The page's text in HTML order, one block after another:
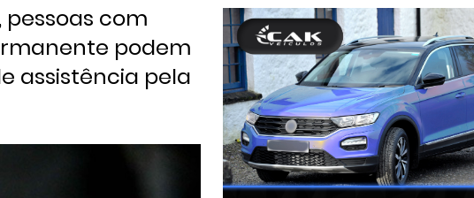
pessoas com
podem
assistência pela